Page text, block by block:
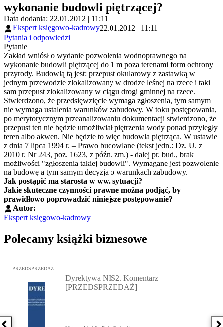
wykonanie budowli piętrzącej?
Data dodania: 22.01.2012 | 11:11
Ekspert księgowo-kadrowy22.01.2012 | 11:11
Pytania i odpowiedzi
Pytanie
Zakład wniósł o wydanie pozwolenia wodnoprawnego na
wykonanie budowli piętrzącej do 1 m poza terenami form ochrony
przyrody. Budowlą tą jest: przepust okularowy z zastawką w
jednym przewodzie zlokalizowany w drodze leśnej na rzece i taki
sam przepust zlokalizowany w ciągu drogi gminnej na rzece.
Stwierdzono, że przedsięwzięcie wymaga zgłoszenia, tym samym
nie wymaga ustalenia warunków zabudowy. W toku postępowania,
po merytorycznym przeanalizowaniu dokumentacji stwierdzono, że
przepust ten nie będzie umożliwiał piętrzenia wody ponad przyległy
teren albo akwen. Nie będzie to więc budowla piętrząca. W ustawie
z dnia 7 lipca 1994 r. – Prawo budowlane (tekst jedn.: Dz. U. z
2010 r. Nr 243, poz. 1623, z późn. zm.) - dalej pr. bud., brak
możliwości "zgłoszenia takiej budowli". Wymagane jest pozwolenie
na budowę a tym samym decyzja o warunkach zabudowy.
Jak postąpić ma starosta w ww. sytuacji?
Jakie skuteczne czynności prawne można podjąć, by
prawidłowo poprowadzić niniejsze postępowanie?
Autor:
Ekspert księgowo-kadrowy
Polecamy książki biznesowe
Przejdź do: Dyrektywa NIS2. Komentarz [PRZEDSPRZEDAŻ],
PRZEDSPRZEDAŻ
Dyrektywa NIS2. Komentarz
[PRZEDSPRZEDAŻ]